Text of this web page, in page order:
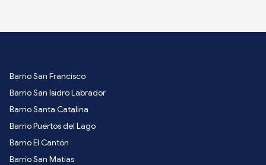
Barrio San Francisco
Barrio San Isidro Labrador
Barrio Santa Catalina
Barrio Puertos del Lago
Barrio El Cantón
Barrio San Matias